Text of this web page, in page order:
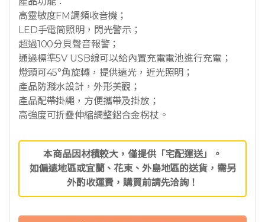
高靈敏度FM調頻收音機；
LED手電筒照明，閃光警示；
超過100分貝聲音報警；
通過標準5V USB線可以給內置充電電池進行充電；
燈頭可45°角旋轉，提供遠光，近光照明；
產品防濺水設計，外形美觀；
產品配帶掛繩，方便攜帶及掛放；
高強度可折疊伸縮調整鋁合金柺杖。
本商品因材積較大，僅提供「宅配運送」。
如偏遠地區或宜蘭、花東、外島地區的送貨，需另
外酌收運費，購買前請先洽詢！